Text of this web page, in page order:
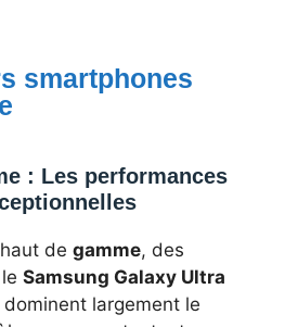
smartphones
: Les performances
de gamme, des
Samsung Galaxy Ultra
dominent largement le